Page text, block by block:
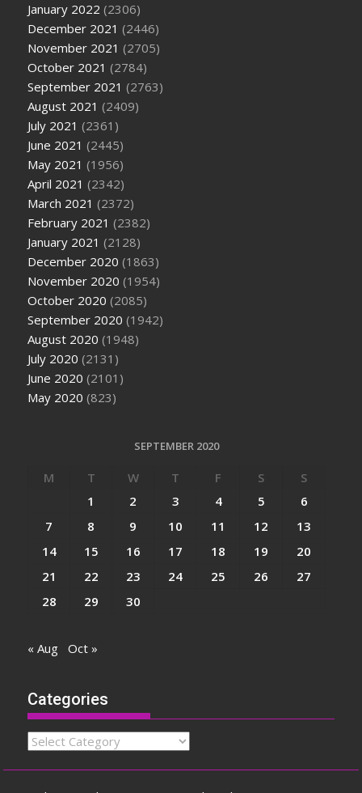
January 2022 (2306)
December 2021 (2446)
November 2021 (2705)
October 2021 (2784)
September 2021 (2763)
August 2021 (2409)
July 2021 (2361)
June 2021 (2445)
May 2021 (1956)
April 2021 (2342)
March 2021 (2372)
February 2021 (2382)
January 2021 (2128)
December 2020 (1863)
November 2020 (1954)
October 2020 (2085)
September 2020 (1942)
August 2020 (1948)
July 2020 (2131)
June 2020 (2101)
May 2020 (823)
SEPTEMBER 2020
M T W T F S
S
1
2 3 4 5
6
7
8 9 10 11 12
13
14
15 16 17 18 19
20
21
22 23 24 25 26
27
28
29 30
« Aug Oct »
Categories
Categories